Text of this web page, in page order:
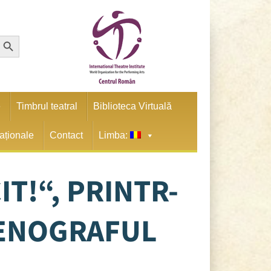
Button
Timbrul teatral Biblioteca Virtuală
Contact Limba:
PRINTR-